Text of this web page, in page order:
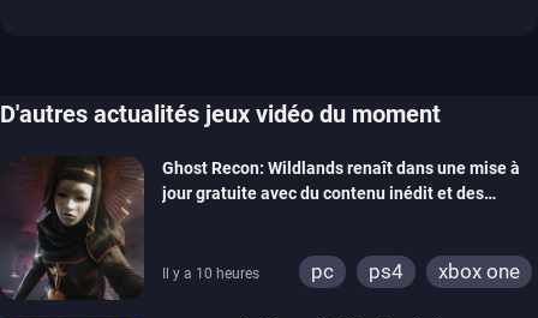
D'autres actualités jeux vidéo du moment
Ghost Recon: Wildlands renaît dans une mise à
jour gratuite avec du contenu inédit et des
Il y a 10 heures pc ps4 xbox one